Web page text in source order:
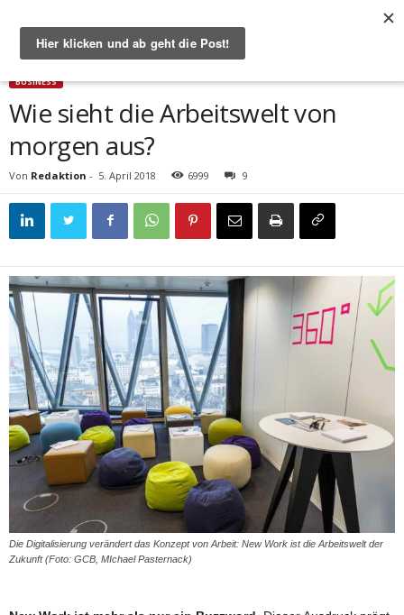
Start Business Wie sieht die Arbeitswelt von morgen aus?
BUSINESS
Wie sieht die Arbeitswelt von
morgen aus?
Von Redaktion - 5. April 2018 6999 9
Die Digitalisierung verändert das Konzept von Arbeit: New Work ist die Arbeitswelt der
Zukunft (Foto: GCB, MIchael Pasternack)